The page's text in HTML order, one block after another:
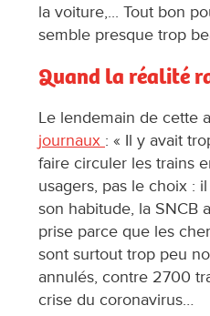
la voiture,... Tout bon
semble presque trop
Quand la réalité
Le lendemain de cette
journaux : « Il y avait
faire circuler les trains
usagers, pas le choix :
son habitude, la SNCB
prise parce que les
sont surtout trop peu
annulés, contre 2700
crise du coronavirus…